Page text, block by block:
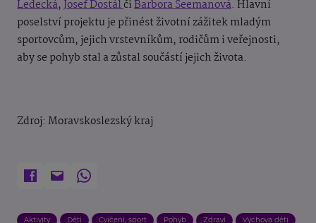
Ledecká,Josef DostálčiBarbora Seemanová. Hlavní
poselství projektu je přinést životní zážitek mladým
sportovcům, jejich vrstevníkům, rodičům i veřejnosti,
aby se pohyb stal a zůstal součástí jejich života.
Zdroj: Moravskoslezský kraj
Aktivity Děti Cvičení, sport Pohyb Zdraví Výchova dětí